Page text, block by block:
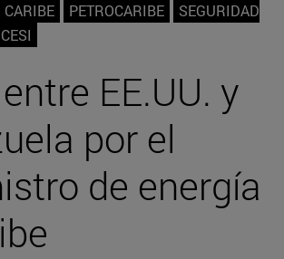
CARIBE PETROCARIBE
SEGURIDAD
CESI
EE.UU. y
por el
de energía